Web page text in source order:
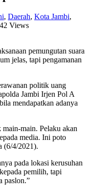
, Daerah, Kota Jambi,
Views
pemungutan suara
jelas, tapi pengamanan
politik uang
Jambi Irjen Pol A
mendapatkan adanya
main. Pelaku akan
media. Ini poto
(6/4/2021).
pada lokasi kerusuhan
pemilih, tapi
paslon.”